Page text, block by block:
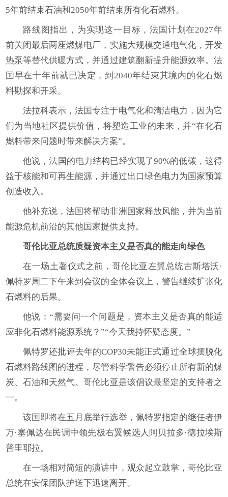
5年前结束石油和2050年前结束所有化石燃料。
路线图指出，为实现这一目标，法国计划在2027年
前关闭最后两座燃煤电厂，实施大规模交通电气化，开发
热泵等替代供暖方式，并通过建筑翻新提升能源效率。法
国早在十年前就已决定，到2040年结束其境内的化石燃
料勘探和开采。
法拉科表示，法国专注于电气化和清洁电力，因为它
们为当地社区提供价值，将塑造工业的未来，并“在化石
燃料带来问题时带来解决方案”。
他说，法国的电力结构已经实现了90%的低碳，这得
益于核能和可再生能源，并通过出口绿色电力为国家预算
创造收入。
他补充说，法国将帮助非洲国家释放风能，并为当前
能源危机前沿的其他国家提供支持。
哥伦比亚总统质疑资本主义是否真的能走向绿色
在一场土著仪式之前，哥伦比亚左翼总统古斯塔沃·
佩特罗周二下午来到会议的全体会议上，警告继续扩张化
石燃料的后果。
他说：“需要问一个问题是，资本主义是否真的能适
应非化石燃料能源系统？”“今天我持怀疑态度。”
佩特罗还批评去年的COP30未能正式通过全球摆脱化
石燃料路线图的进程，尽管科学警告必须停止所有新的煤
炭、石油和天然气。哥伦比亚是该倡议最坚定的支持者之
一。
该国即将在五月底举行选举，佩特罗指定的继任者伊
万·塞佩达在民调中领先极右翼候选人阿贝拉多·德拉埃斯
普里耶拉。
在一场相对简短的演讲中，观众起立鼓掌，哥伦比亚
总统在安保团队护送下迅速离开。